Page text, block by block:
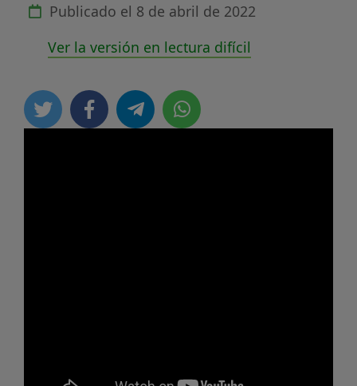
Publicado el 8 de abril de 2022
Ver la versión en lectura difícil